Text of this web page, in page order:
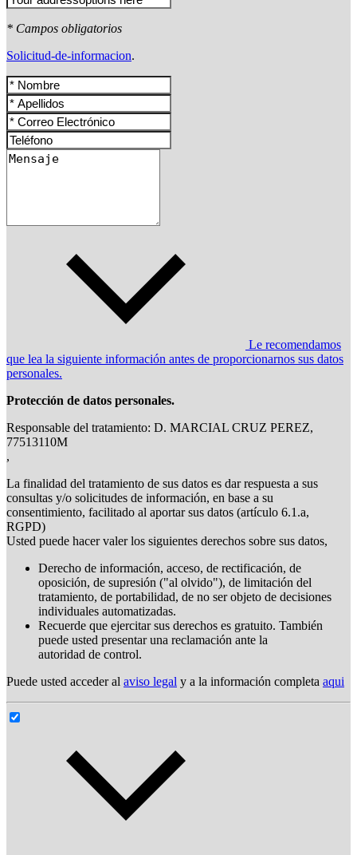
* Campos obligatorios
Solicitud-de-informacion.
Le recomendamos
que lea la siguiente información antes de proporcionarnos sus datos
personales.
Protección de datos personales.
Responsable del tratamiento: D. MARCIAL CRUZ PEREZ,
77513110M
,
La finalidad del tratamiento de sus datos es dar respuesta a sus
consultas y/o solicitudes de información, en base a su
consentimiento, facilitado al aportar sus datos (artículo 6.1.a,
RGPD)
Usted puede hacer valer los siguientes derechos sobre sus datos,
Derecho de información, acceso, de rectificación, de
oposición, de supresión ("al olvido"), de limitación del
tratamiento, de portabilidad, de no ser objeto de decisiones
individuales automatizadas.
Recuerde que ejercitar sus derechos es gratuito. También
puede usted presentar una reclamación ante la
autoridad de control.
Puede usted acceder al aviso legal y a la información completa aqui